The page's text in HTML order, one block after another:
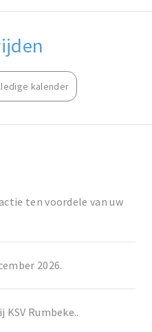
kalender
ten voordele van uw
2026.
Rumbeke..